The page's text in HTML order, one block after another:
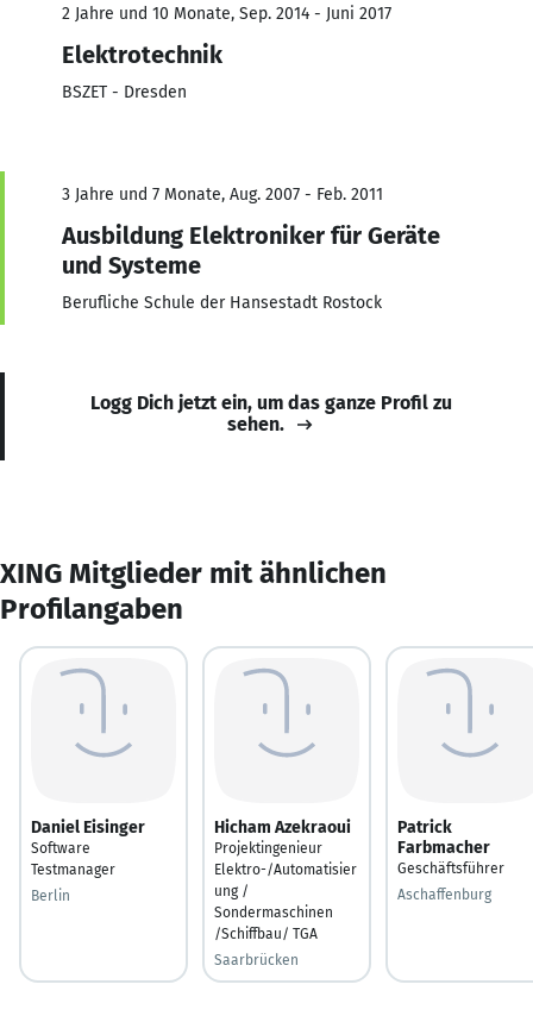
2 Jahre und 10 Monate, Sep. 2014 - Juni 2017
Elektrotechnik
BSZET - Dresden
3 Jahre und 7 Monate, Aug. 2007 - Feb. 2011
Ausbildung Elektroniker für Geräte
und Systeme
Berufliche Schule der Hansestadt Rostock
Logg Dich jetzt ein, um das ganze Profil zu
sehen.
XING Mitglieder mit ähnlichen
Profilangaben
Daniel Eisinger
Software
Testmanager
Berlin
Hicham Azekraoui
Projektingenieur
Elektro-/Automatisier
ung /
Sondermaschinen
/Schiffbau/ TGA
Saarbrücken
Patrick
Farbmacher
Geschäftsführer
Aschaffenburg